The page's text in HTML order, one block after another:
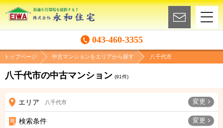
043-460-3355
トップページ 中古マンションをエリアから探す 八千代市
八千代市の中古マンション (91件)
エリア 八千代市 変更
検索条件 変更